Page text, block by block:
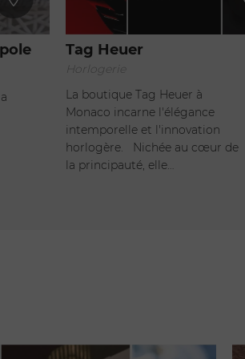
Tag Heuer
Horlogerie
La boutique Tag Heuer à
Monaco incarne l'élégance
intemporelle et l'innovation
horlogère. Nichée au cœur de
la principauté, elle…